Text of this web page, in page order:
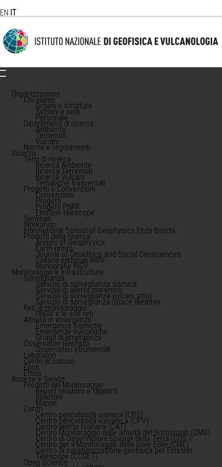
EN IT
Organizzazione
Chi siamo
Organi e strutture
Sezioni e sedi
Personale
Dipartimenti di ricerca
Ambiente
Terremoti
Vulcani
Norme e regolamenti
Ricerca
Temi di ricerca
Ricerca Ambiente
Ricerca Terremoti
Ricerca Vulcani
Tematiche trasversali
Progetti e Convenzioni
Convenzioni
Progetti
Progetti PNRR
Einstein telescope
Seminari
Workshop
International School of Geophysics Enzo Boschi
Prodotti della ricerca
Annals of Geophysics
Earth-prints
Journal of Geoethics and Social Geosciences
Collane editoriali INGV
Monografie INGV
Monitoraggio e infrastrutture
Sorveglianza
Servizio di sorveglianza sismica
Servizio di allerta maremoti
Servizio di sorveglianza vulcani attivi
Servizio di sorveglianza Space Weather
Reti di monitoraggio
l'INGV e le sue reti
Attività in emergenza
Emergenze sismiche
Emergenze vulcaniche
Gruppi di emergenza
Osservatori Geofisici
Osservatori strumentali
Laboratori
Centri di calcolo
Epos
Emso
Risorse e Servizi
Prodotti del Monitoraggio
Report relazioni e rapporti
Bollettini
Mappe
Centri
Centro pericolosità sismica (CPS)
Centro pericolosità vulcanica (CPV)
Centro allerta tsunami (CAT)
Centro Monitoraggio delle attività del Sottosuolo (CMS)
Centro di Osservazioni Spaziali della Terra (COS )
Centro per il Monitoraggio delle Isole Eolie (CME)
Centro di caratterizzazione geofisica per Einstein
Telescope (CCGET)
Open Science